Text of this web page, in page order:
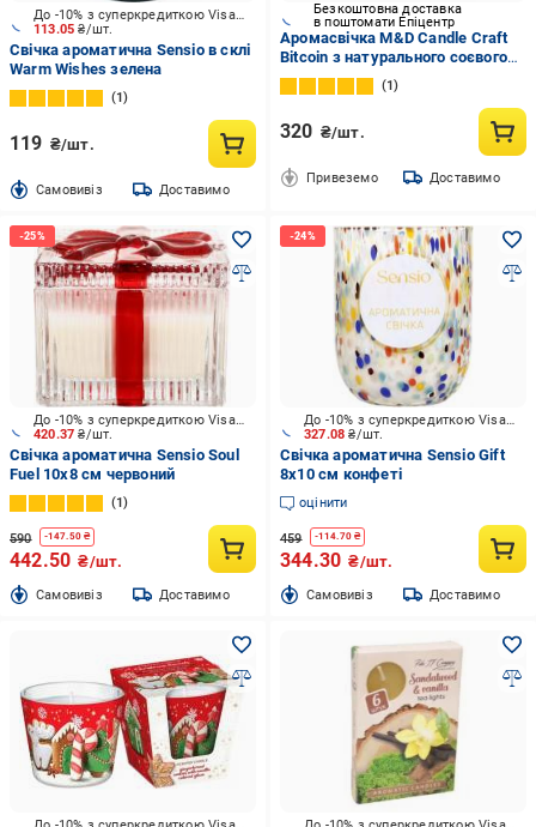
113.05₴/шт.
До -10% з суперкредиткою Visa Вигода
Свічка ароматична Sensio в склі
Warm Wishes зелена
1
119 ₴/шт.
Cамовивіз Доставимо
Безкоштовна доставка
в поштомати Епіцентр
Аромасвічка M&D Candle Craft
Bitcoin з натурального соєвого
воску аромат цитрус (00010)
1
320 ₴/шт.
Привеземо Доставимо
420.37₴/шт.
До -10% з суперкредиткою Visa Вигода
Свічка ароматична Sensio Soul
Fuel 10х8 см червоний
1
590 -147.50 ₴
442.50 ₴/шт.
Cамовивіз Доставимо
327.08₴/шт.
До -10% з суперкредиткою Visa Вигода
Свічка ароматична Sensio Gift
8х10 см конфеті
оцінити
459 -114.70₴
344.30 ₴/шт.
Cамовивіз Доставимо